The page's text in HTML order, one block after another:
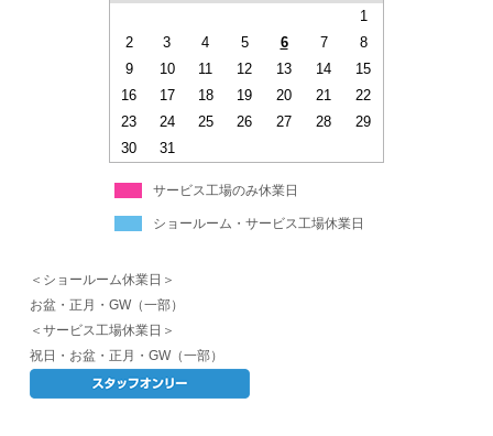
1
2
3 4 5 6 7
8
9
10 11 12 13 14
15
16
17 18 19 20 21
22
23
24 25 26 27 28
29
30
31
サービス工場のみ休業日
ショールーム・サービス工場休業日
＜ショールーム休業日＞
お盆・正月・GW（一部）
＜サービス工場休業日＞
祝日・お盆・正月・GW（一部）